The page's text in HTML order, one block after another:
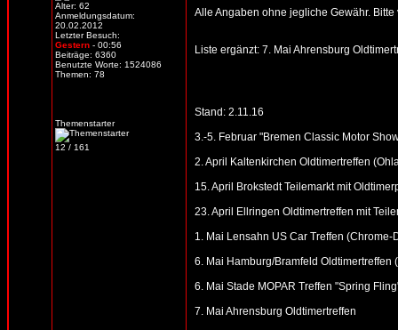
Alter: 62
Anmeldungsdatum:
20.02.2012
Letzter Besuch:
Gestern - 00:56
Beiträge: 6360
Benutzte Worte: 1524086
Themen: 78
Themenstarter
12 / 161
Alle Angaben ohne jegliche Gewähr.
Liste ergänzt: 7. Mai Ahrensburg
Stand: 2.11.16
3.-5. Februar "Bremen Classic Motor
2. April Kaltenkirchen Oldtimertreffen
15. April Brokstedt Teilemarkt mit
23. April Ellringen Oldtimertreffen mit
1. Mai Lensahn US Car Treffen (Chrome-
6. Mai Hamburg/Bramfeld Oldtimertreffen
6. Mai Stade MOPAR Treffen "Spring
7. Mai Ahrensburg Oldtimertreffen